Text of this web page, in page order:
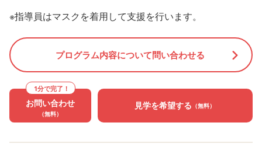
※指導員はマスクを着用して支援を行います。
プログラム内容について問い合わせる
1分で完了！
お問い合わせ
（無料）
見学を希望する （無料）